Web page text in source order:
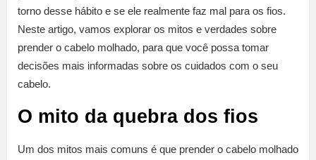
torno desse hábito e se ele realmente faz mal para os fios.
Neste artigo, vamos explorar os mitos e verdades sobre
prender o cabelo molhado, para que você possa tomar
decisões mais informadas sobre os cuidados com o seu
cabelo.
O mito da quebra dos fios
Um dos mitos mais comuns é que prender o cabelo molhado